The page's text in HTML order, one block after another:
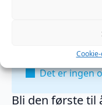
Det er ingen
Bli den første til